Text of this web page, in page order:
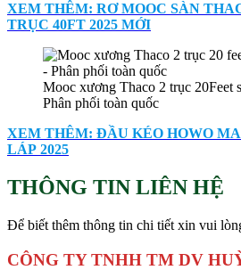
XEM THÊM: RƠ MOOC SÀN
TRỤC 40FT 2025 MỚI
Mooc xương Thaco 2 trục 20Feet
Phân phối toàn quốc
XEM THÊM: ĐẦU KÉO HOWO
LÁP 2025
THÔNG TIN LIÊN HỆ
Để biết thêm thông tin chi tiết xin vui
CÔNG TY TNHH TM DV